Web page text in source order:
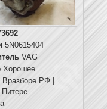
5N0615404
VAG
Хорошее
Вразборе.РФ |
Питере